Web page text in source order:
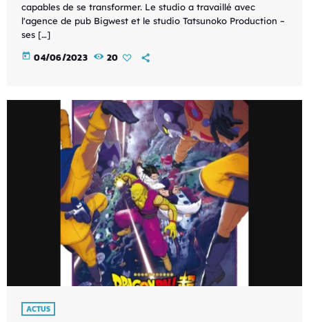
capables de se transformer. Le studio a travaillé avec
l'agence de pub Bigwest et le studio Tatsunoko Production –
ses […]
today 04/06/2023 20
ACTUS